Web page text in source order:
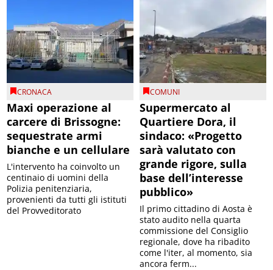
CRONACA
Maxi operazione al
carcere di Brissogne:
sequestrate armi
bianche e un cellulare
L'intervento ha coinvolto un
centinaio di uomini della
Polizia penitenziaria,
provenienti da tutti gli istituti
del Provveditorato
COMUNI
Supermercato al
Quartiere Dora, il
sindaco: «Progetto
sarà valutato con
grande rigore, sulla
base dell’interesse
pubblico»
Il primo cittadino di Aosta è
stato audito nella quarta
commissione del Consiglio
regionale, dove ha ribadito
come l'iter, al momento, sia
ancora ferm...